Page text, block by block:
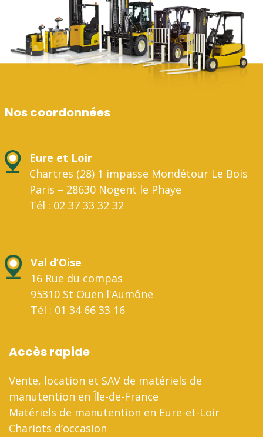
Nos coordonnées
Eure et Loir
Chartres (28) 1 impasse Mondétour Le Bois
Paris – 28630 Nogent le Phaye
Tél : 02 37 33 32 32
Val d’Oise
16 Rue du compas
95310 St Ouen l'Aumône
Tél : 01 34 66 33 16
Accès rapide
Vente, location et SAV de matériels de
manutention en Île-de-France
Matériels de manutention en Eure-et-Loir
Chariots d’occasion